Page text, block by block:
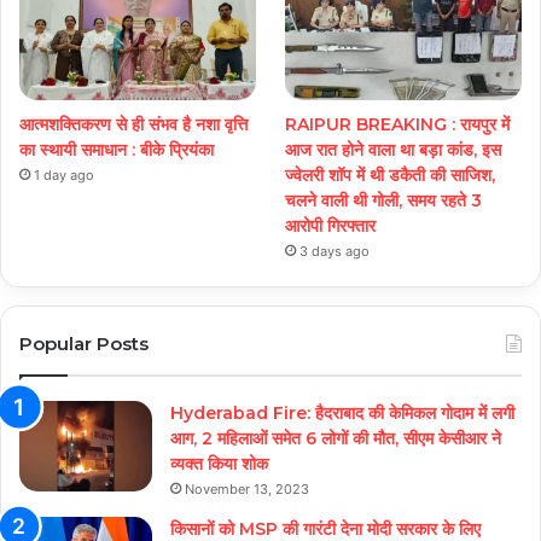
आत्मशक्तिकरण से ही संभव है नशा वृत्ति
का स्थायी समाधान : बीके प्रियंका
1 day ago
RAIPUR BREAKING : रायपुर में
आज रात होने वाला था बड़ा कांड, इस
ज्वेलरी शॉप में थी डकैती की साजिश,
चलने वाली थी गोली, समय रहते 3
आरोपी गिरफ्तार
3 days ago
Popular Posts
Hyderabad Fire: हैदराबाद की केमिकल गोदाम में लगी
आग, 2 महिलाओं समेत 6 लोगों की मौत, सीएम केसीआर ने
व्यक्त किया शोक
November 13, 2023
किसानों को MSP की गारंटी देना मोदी सरकार के लिए